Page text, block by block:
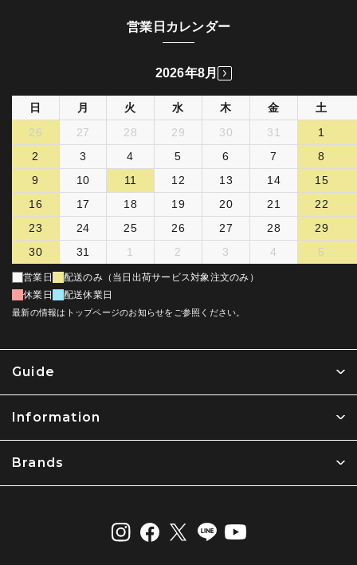
Guide
Information
Brands
営業日カレンダー
2026年8月
日 月 火 水 木 金
土
26
27 28 29 30 31
1
2
3 4 5 6 7
8
9
10 11 12 13 14
15
16
17 18 19 20 21
22
23
24 25 26 27 28
29
30
31 1 2 3 4 5
営業日
配送のみ（当日出荷サービス対象注文のみ）
休業日
配送休業日
最新の情報はトップページのお知らせをご参照ください。